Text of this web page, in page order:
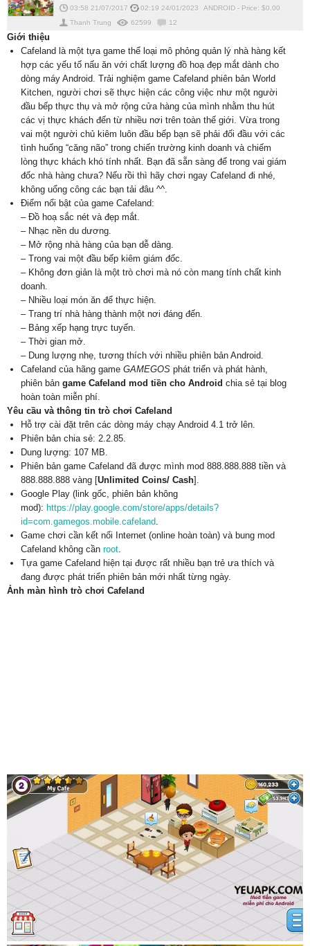
03:58 21/07/2017 02:19 24/01/2023 ANDROID - Price: $0.00
Thanh Trung
62599 12
Giới thiệu
Cafeland là một tựa game thể loại mô phỏng quản lý nhà hàng kết
hợp các yếu tố nấu ăn với chất lượng đồ hoạ đẹp mắt dành cho
dòng máy Android. Trải nghiệm game Cafeland phiên bản World
Kitchen, người chơi sẽ thực hiện các công việc như một người
đầu bếp thực thụ và mở rộng cửa hàng của mình nhằm thu hút
các vị thực khách đến từ nhiều nơi trên toàn thế giới. Vừa trong
vai một người chủ kiêm luôn đầu bếp bạn sẽ phải đối đầu với các
tình huống “căng não” trong chiến trường kinh doanh và chiếm
lòng thực khách khó tính nhất. Bạn đã sẵn sàng để trong vai giám
đốc nhà hàng chưa? Nếu rồi thì hãy chơi ngay Cafeland đi nhé,
không uổng công các bạn tải đâu ^^.
Điểm nổi bật của game Cafeland:
– Đồ hoạ sắc nét và đẹp mắt.
– Nhạc nền du dương.
– Mở rộng nhà hàng của bạn dễ dàng.
– Trong vai một đầu bếp kiêm giám đốc.
– Không đơn giản là một trò chơi mà nó còn mang tính chất kinh
doanh.
– Nhiều loại món ăn để thực hiện.
– Trang trí nhà hàng thành một nơi đáng đến.
– Bảng xếp hạng trực tuyến.
– Thời gian mở.
– Dung lượng nhẹ, tương thích với nhiều phiên bản Android.
Cafeland của hãng game GAMEGOS phát triển và phát hành,
phiên bản game Cafeland mod tiền cho Android chia sẻ tại blog
hoàn toàn miễn phí.
Yêu cầu và thông tin trò chơi Cafeland
Hỗ trợ cài đặt trên các dòng máy chạy Android 4.1 trở lên.
Phiên bản chia sẻ: 2.2.85.
Dung lượng: 107 MB.
Phiên bản game Cafeland đã được mình mod 888.888.888 tiền và
888.888.888 vàng [Unlimited Coins/ Cash].
Google Play (link gốc, phiên bản không
mod): https://play.google.com/store/apps/details?
id=com.gamegos.mobile.cafeland.
Game chơi cần kết nối Internet (online hoàn toàn) và bung mod
Cafeland không cần root.
Tựa game Cafeland hiện tại được rất nhiều bạn trẻ ưa thích và
đang được phát triển phiên bản mới nhất từng ngày.
Ảnh màn hình trò chơi Cafeland